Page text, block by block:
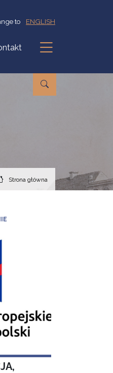
to ENGLISH
Podmenu
Strona główna